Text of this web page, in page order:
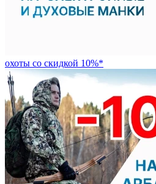
охоты со скидкой 10%*